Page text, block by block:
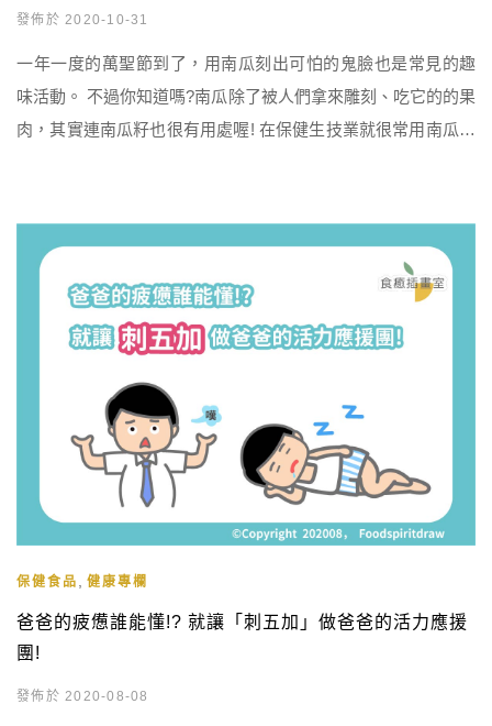
發佈於 2020-10-31
一年一度的萬聖節到了，用南瓜刻出可怕的鬼臉也是常見的趣
味活動。 不過你知道嗎?南瓜除了被人們拿來雕刻、吃它的的果
肉，其實連南瓜籽也很有用處喔! 在保健生技業就很常用南瓜籽
男性年紀增長後，易使體內的5α還原酶(5α-reductase)活性增
加，進而有更多的能力可將睪固酮轉化成二氫睪固酮 […]
保健食品 健康專欄
爸爸的疲憊誰能懂!? 就讓「刺五加」做爸爸的活力應援
團!
發佈於 2020-08-08